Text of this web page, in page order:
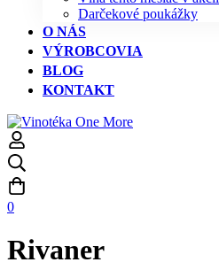
Darčekové poukážky
O NÁS
VÝROBCOVIA
BLOG
KONTAKT
0
Rivaner